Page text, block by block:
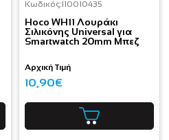
Κωδικός:I10010435
Hoco WH11 Λουράκι
Σιλικόνης Universal για
Smartwatch 20mm Μπεζ
Αρχική Τιμή
10,90€